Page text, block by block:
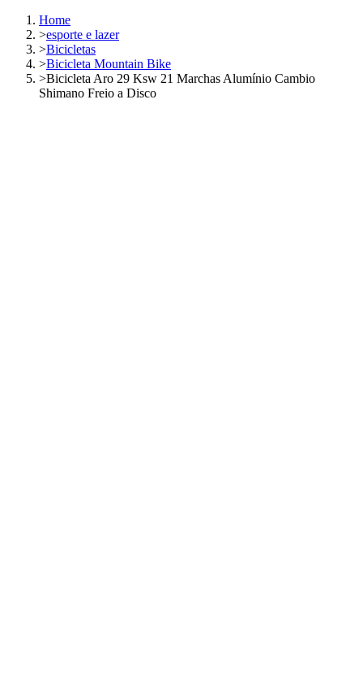
Home
>esporte e lazer
>Bicicletas
>Bicicleta Mountain Bike
>Bicicleta Aro 29 Ksw 21 Marchas Alumínio Cambio
Shimano Freio a Disco